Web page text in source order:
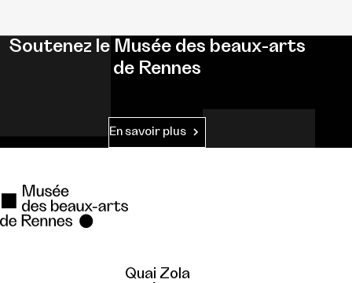
Soutenez le Musée des beaux-arts
de Rennes
En savoir plus
Quai Zola